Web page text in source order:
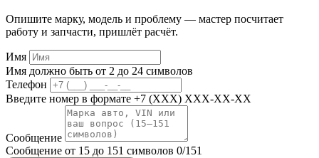
Опишите марку, модель и проблему — мастер посчитает
работу и запчасти, пришлёт расчёт.
Имя
Имя должно быть от 2 до 24 символов
Телефон
Введите номер в формате +7 (XXX) XXX-XX-XX
Сообщение
Сообщение от 15 до 151 символов 0/151